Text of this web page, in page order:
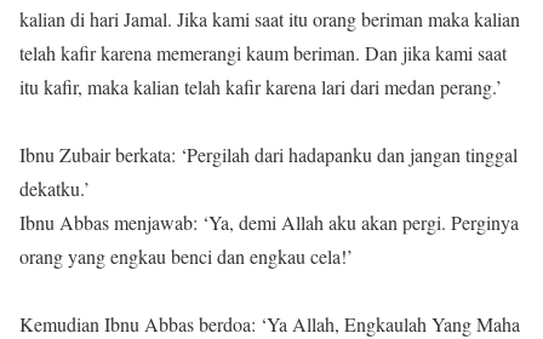
kalian di hari Jamal. Jika kami saat itu orang beriman maka kalian
telah kafir karena memerangi kaum beriman. Dan jika kami saat
itu kafir, maka kalian telah kafir karena lari dari medan perang.’
Ibnu Zubair berkata: ‘Pergilah dari hadapanku dan jangan tinggal
dekatku.’
Ibnu Abbas menjawab: ‘Ya, demi Allah aku akan pergi. Perginya
orang yang engkau benci dan engkau cela!’
Kemudian Ibnu Abbas berdoa: ‘Ya Allah, Engkaulah Yang Maha